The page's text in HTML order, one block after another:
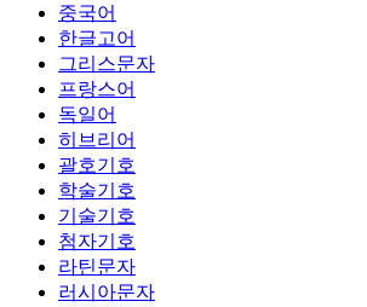
중국어
한글고어
그리스문자
프랑스어
독일어
히브리어
괄호기호
학술기호
기술기호
첨자기호
라틴문자
러시아문자